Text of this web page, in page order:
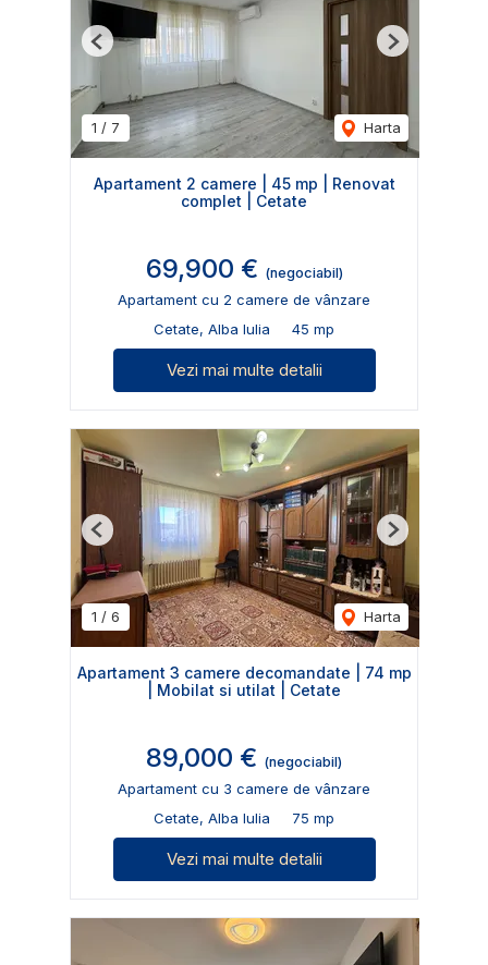
1 / 7 Harta
Previous Next
Apartament 2 camere | 45 mp | Renovat
complet | Cetate
69,900 € (negociabil)
Apartament cu 2 camere de vânzare
Cetate, Alba Iulia
45 mp
Vezi mai multe detalii
1 / 6 Harta
Previous Next
Apartament 3 camere decomandate | 74 mp
| Mobilat si utilat | Cetate
89,000 € (negociabil)
Apartament cu 3 camere de vânzare
Cetate, Alba Iulia
75 mp
Vezi mai multe detalii